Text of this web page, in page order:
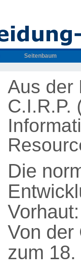
Seitenbaum
Aus der
C.I.R.P.
Die
Vorhaut:
Von der
zum